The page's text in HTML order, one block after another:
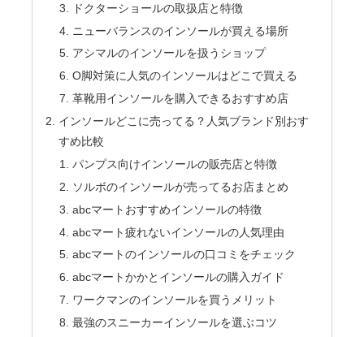
ドクターショールの取扱店と特徴
ニューバランスのインソールが買える場所
アシマルのインソールを扱うショップ
O脚対策に人気のインソールはどこで買える
革靴用インソールを購入できるおすすめ店
インソールどこに売ってる？人気ブランド別おす
すめ比較
パンプス向けインソールの販売店と特徴
ソルボのインソールが売ってるお店まとめ
abcマートおすすめインソールの特徴
abcマート疲れないインソールの人気理由
abcマートのインソールの口コミをチェック
abcマートかかとインソールの購入ガイド
ワークマンのインソールを買うメリット
最強のスニーカーインソールを選ぶコツ